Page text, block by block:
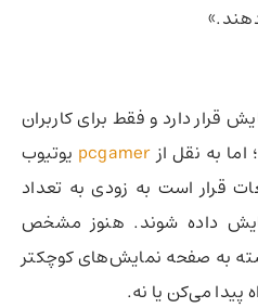
قرار دارد و فقط برای کاربران
به نقل از pcgamer یوتیوب
قرار است به زودی به تعداد
داده شوند. هنوز مشخص
به صفحه نمایش‌های کوچکتر
پیدا می‌کن یا نه.